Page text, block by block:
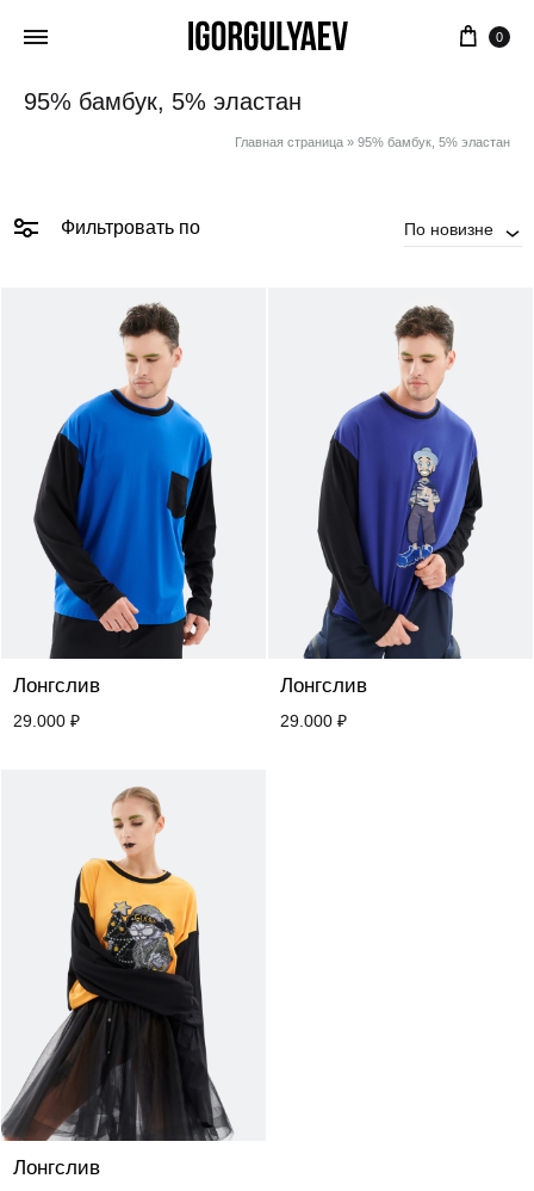
0
95% бамбук, 5% эластан
Главная страница » 95% бамбук, 5% эластан
Фильтровать по По новизне
Лонгслив
29.000 ₽
Лонгслив
29.000 ₽
Лонгслив